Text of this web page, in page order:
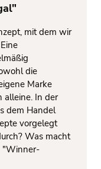
mit dem wir
die
Marke
alleine. In der
dem Handel
vorgelegt
Was macht
"Winner-